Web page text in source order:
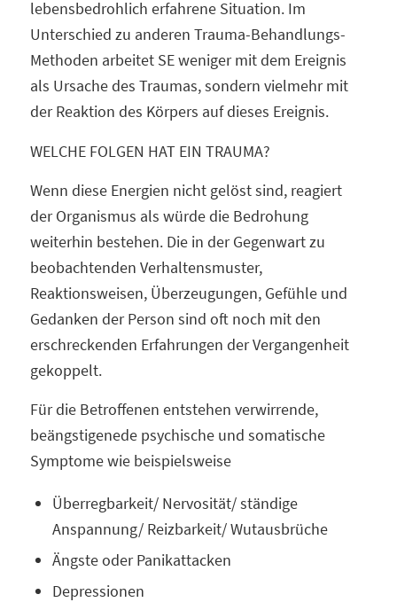
lebensbedrohlich erfahrene Situation. Im
Unterschied zu anderen Trauma-Behandlungs-
Methoden arbeitet SE weniger mit dem Ereignis
als Ursache des Traumas, sondern vielmehr mit
der Reaktion des Körpers auf dieses Ereignis.
WELCHE FOLGEN HAT EIN TRAUMA?
Wenn diese Energien nicht gelöst sind, reagiert
der Organismus als würde die Bedrohung
weiterhin bestehen. Die in der Gegenwart zu
beobachtenden Verhaltensmuster,
Reaktionsweisen, Überzeugungen, Gefühle und
Gedanken der Person sind oft noch mit den
erschreckenden Erfahrungen der Vergangenheit
gekoppelt.
Für die Betroffenen entstehen verwirrende,
beängstigenede psychische und somatische
Symptome wie beispielsweise
Überregbarkeit/ Nervosität/ ständige
Anspannung/ Reizbarkeit/ Wutausbrüche
Ängste oder Panikattacken
Depressionen